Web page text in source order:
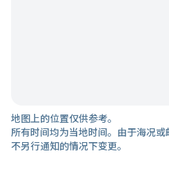
地图上的位置仅供参考。
所有时间均为当地时间。由于海况
不另行通知的情况下变更。